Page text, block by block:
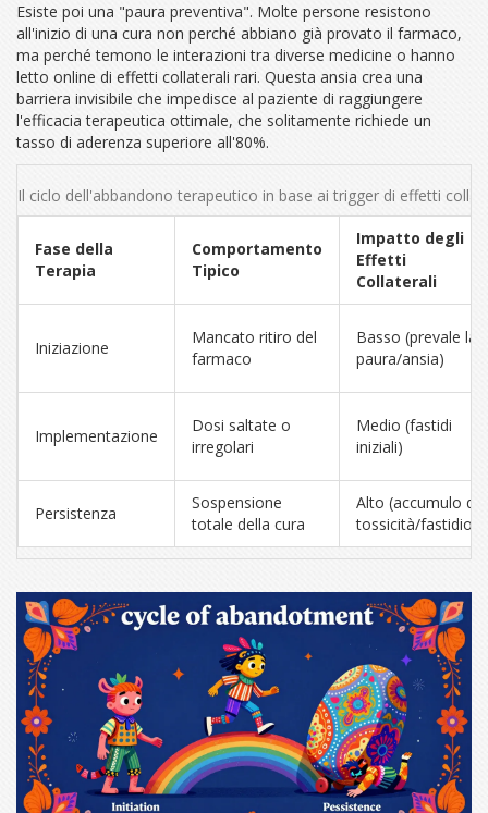
Esiste poi una "paura preventiva". Molte persone resistono
all'inizio di una cura non perché abbiano già provato il farmaco,
ma perché temono le interazioni tra diverse medicine o hanno
letto online di effetti collaterali rari. Questa ansia crea una
barriera invisibile che impedisce al paziente di raggiungere
l'efficacia terapeutica ottimale, che solitamente richiede un
tasso di aderenza superiore all'80%.
Il ciclo dell'abbandono terapeutico in base ai trigger di effetti
Fase della
Terapia
Comportamento
Tipico
Impatto degli
Effetti
Collaterali
Iniziazione
Mancato ritiro del
farmaco
Basso (prevale la
paura/ansia)
Implementazione
Dosi saltate o
irregolari
Medio (fastidi
iniziali)
Persistenza
Sospensione
totale della cura
Alto (accumulo di
tossicità/fastidio)